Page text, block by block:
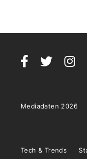
Mediadaten 2026
Tech & Trends